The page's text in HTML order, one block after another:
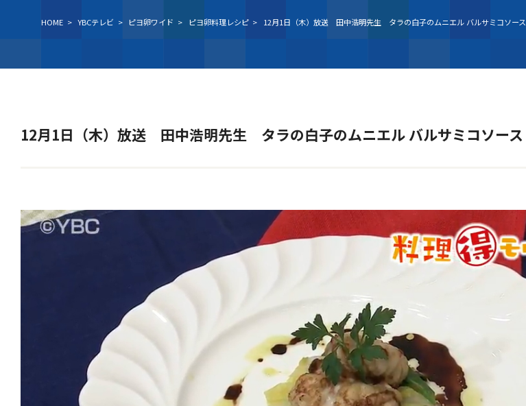
HOME > YBCテレビ > ピヨ卵ワイド > ピヨ卵料理レシピ > 12月1日（木）放送 田中浩明先生 タラの白子のムニエル バルサミコソース
12月1日（木）放送 田中浩明先生 タラの白子のムニエル バルサミコソース